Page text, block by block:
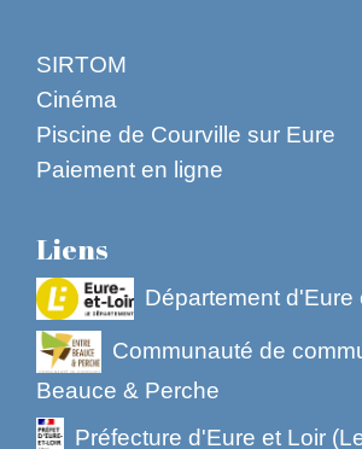
SIRTOM
Cinéma
Piscine de Courville sur Eure
Paiement en ligne
Liens
Département d'Eure
Communauté de
Beauce & Perche
Préfecture d'Eure et Loir